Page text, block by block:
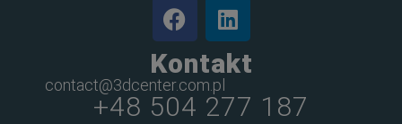
Kontakt
contact@3dcenter.com.pl
+48 504 277 187